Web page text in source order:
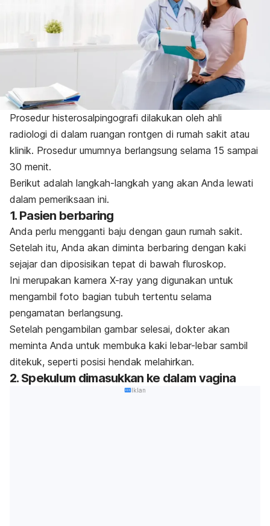
Prosedur histerosalpingografi dilakukan oleh ahli
radiologi di dalam ruangan rontgen di rumah sakit atau
klinik. Prosedur umumnya berlangsung selama 15 sampai
30 menit.
Berikut adalah langkah-langkah yang akan Anda lewati
dalam pemeriksaan ini.
1. Pasien berbaring
Anda perlu mengganti baju dengan gaun rumah sakit.
Setelah itu, Anda akan diminta berbaring dengan kaki
sejajar dan diposisikan tepat di bawah fluroskop.
Ini merupakan kamera X-ray yang digunakan untuk
mengambil foto bagian tubuh tertentu selama
pengamatan berlangsung.
Setelah pengambilan gambar selesai, dokter akan
meminta Anda untuk membuka kaki lebar-lebar sambil
ditekuk, seperti posisi hendak melahirkan.
2. Spekulum dimasukkan ke dalam vagina
Iklan